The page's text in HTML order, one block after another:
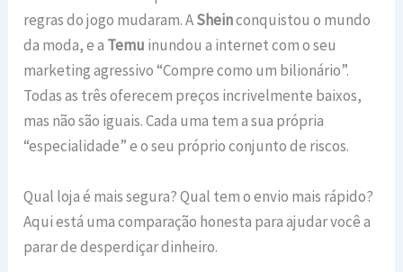
regras do jogo mudaram. ASheinconquistou o mundo
da moda, e a Temu inundou a internet com o seu
marketing agressivo “Compre como um bilionário”.
Todas as três oferecem preços incrivelmente baixos,
mas não são iguais. Cada uma tem a sua própria
“especialidade” e o seu próprio conjunto de riscos.
Qual loja é mais segura? Qual tem o envio mais rápido?
Aqui está uma comparação honesta para ajudar você a
parar de desperdiçar dinheiro.